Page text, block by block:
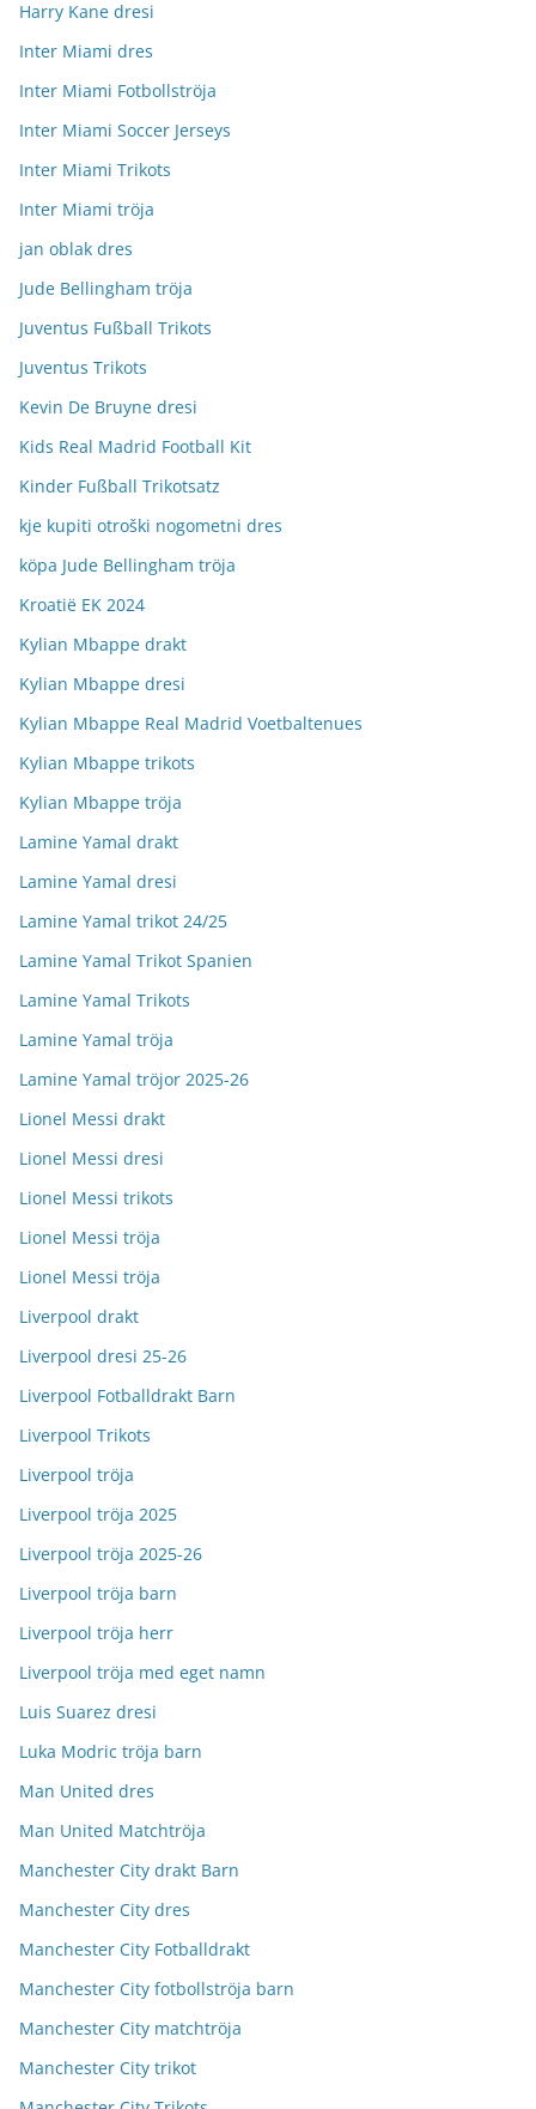
Harry Kane dresi
Inter Miami dres
Inter Miami Fotbollströja
Inter Miami Soccer Jerseys
Inter Miami Trikots
Inter Miami tröja
jan oblak dres
Jude Bellingham tröja
Juventus Fußball Trikots
Juventus Trikots
Kevin De Bruyne dresi
Kids Real Madrid Football Kit
Kinder Fußball Trikotsatz
kje kupiti otroški nogometni dres
köpa Jude Bellingham tröja
Kroatië EK 2024
Kylian Mbappe drakt
Kylian Mbappe dresi
Kylian Mbappe Real Madrid Voetbaltenues
Kylian Mbappe trikots
Kylian Mbappe tröja
Lamine Yamal drakt
Lamine Yamal dresi
Lamine Yamal trikot 24/25
Lamine Yamal Trikot Spanien
Lamine Yamal Trikots
Lamine Yamal tröja
Lamine Yamal tröjor 2025-26
Lionel Messi drakt
Lionel Messi dresi
Lionel Messi trikots
Lionel Messi tröja
Lionel Messi tröja
Liverpool drakt
Liverpool dresi 25-26
Liverpool Fotballdrakt Barn
Liverpool Trikots
Liverpool tröja
Liverpool tröja 2025
Liverpool tröja 2025-26
Liverpool tröja barn
Liverpool tröja herr
Liverpool tröja med eget namn
Luis Suarez dresi
Luka Modric tröja barn
Man United dres
Man United Matchtröja
Manchester City drakt Barn
Manchester City dres
Manchester City Fotballdrakt
Manchester City fotbollströja barn
Manchester City matchtröja
Manchester City trikot